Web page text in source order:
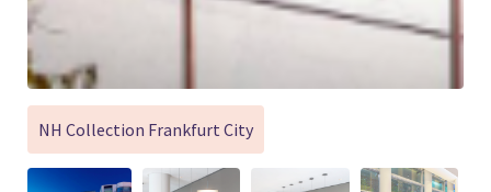
NH Collection Frankfurt City